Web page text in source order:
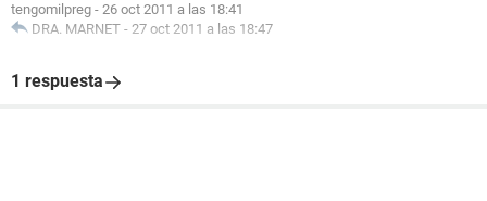
tengomilpreg - 26 oct 2011 a las 18:41
DRA. MARNET - 27 oct 2011 a las 18:47
1 respuesta